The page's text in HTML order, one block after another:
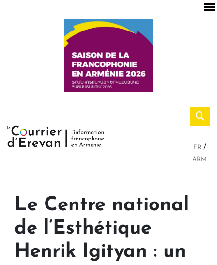
FR
ARM
Le Centre national
de l’Esthétique
Henrik Igityan : un